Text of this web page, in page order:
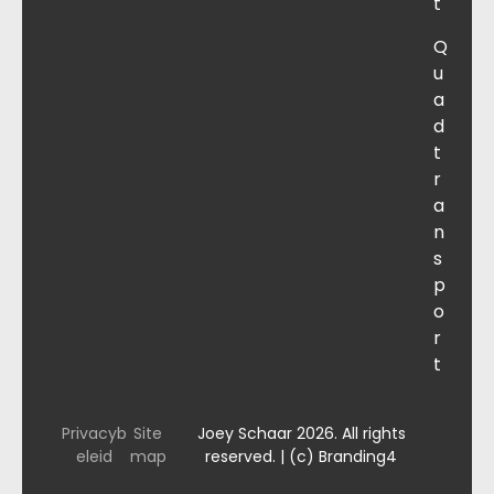
Q
u
a
d
t
r
a
n
s
p
o
r
t
Joey Schaar 2026. All rights
reserved. | (c) Branding4
Privacyb
eleid
Site
map